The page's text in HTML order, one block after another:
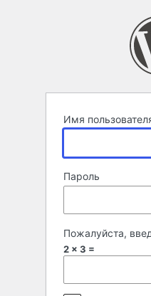
Имя
Пароль
Пожалуйста,
2 × 3 =